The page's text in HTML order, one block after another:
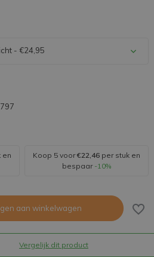
- €24,95
en
Koop 5 voor€22,46 per stuk en
bespaar -10%
aan winkelwagen
Vergelijk dit product